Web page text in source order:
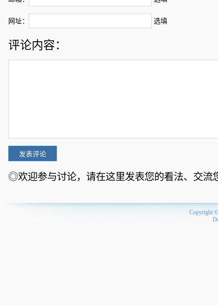
网址： 选填
评论内容：
◎欢迎参与讨论，请在这里发表您的看法、交流
Copyright